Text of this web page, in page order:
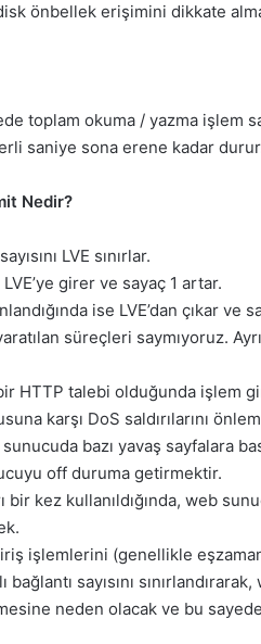
önbellek erişimini dikkate
toplam okuma / yazma işlem
saniye sona erene kadar
Nedir?
LVE sınırlar.
girer ve sayaç 1 artar.
ise LVE’dan çıkar ve
süreçleri saymıyoruz.
HTTP talebi olduğunda işlem
karşı DoS saldırılarını
bazı yavaş sayfalara
off duruma getirmektir.
bir kez kullanıldığında, web
işlemlerini (genellikle
sayısını
neden olacak ve bu